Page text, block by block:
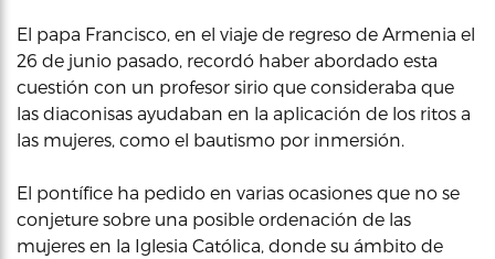
El papa Francisco, en el viaje de regreso de Armenia el
26 de junio pasado, recordó haber abordado esta
cuestión con un profesor sirio que consideraba que
las diaconisas ayudaban en la aplicación de los ritos a
las mujeres, como el bautismo por inmersión.
El pontífice ha pedido en varias ocasiones que no se
conjeture sobre una posible ordenación de las
mujeres en la Iglesia Católica, donde su ámbito de